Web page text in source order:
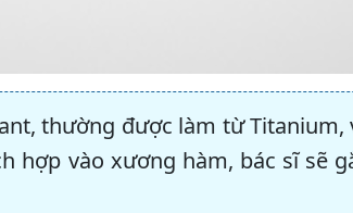
thường được làm từ Titanium,
hợp vào xương hàm, bác sĩ sẽ